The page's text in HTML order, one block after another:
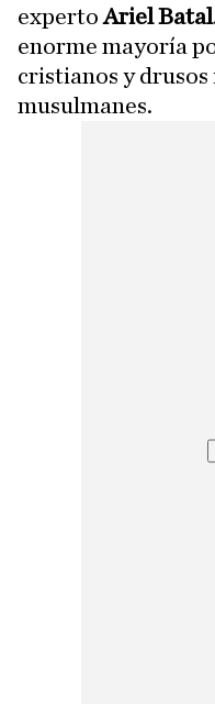
expertoAriel Batal
enorme mayoría
cristianos y drusos
musulmanes.